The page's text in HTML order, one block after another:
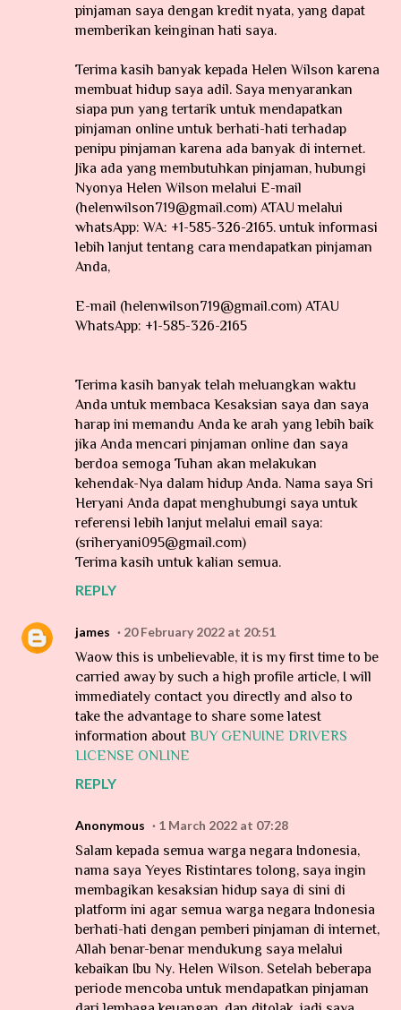
pinjaman saya dengan kredit nyata, yang dapat
memberikan keinginan hati saya.
Terima kasih banyak kepada Helen Wilson karena
membuat hidup saya adil. Saya menyarankan
siapa pun yang tertarik untuk mendapatkan
pinjaman online untuk berhati-hati terhadap
penipu pinjaman karena ada banyak di internet.
Jika ada yang membutuhkan pinjaman, hubungi
Nyonya Helen Wilson melalui E-mail
(helenwilson719@gmail.com) ATAU melalui
whatsApp: WA: +1-585-326-2165. untuk informasi
lebih lanjut tentang cara mendapatkan pinjaman
Anda,
E-mail (helenwilson719@gmail.com) ATAU
WhatsApp: +1-585-326-2165
Terima kasih banyak telah meluangkan waktu
Anda untuk membaca Kesaksian saya dan saya
harap ini memandu Anda ke arah yang lebih baik
jika Anda mencari pinjaman online dan saya
berdoa semoga Tuhan akan melakukan
kehendak-Nya dalam hidup Anda. Nama saya Sri
Heryani Anda dapat menghubungi saya untuk
referensi lebih lanjut melalui email saya:
(sriheryani095@gmail.com)
Terima kasih untuk kalian semua.
REPLY
james 20 February 2022 at 20:51
Waow this is unbelievable, it is my first time to be
carried away by such a high profile article, I will
immediately contact you directly and also to
take the advantage to share some latest
information about BUY GENUINE DRIVERS
LICENSE ONLINE
REPLY
Anonymous 1 March 2022 at 07:28
Salam kepada semua warga negara Indonesia,
nama saya Yeyes Ristintares tolong, saya ingin
membagikan kesaksian hidup saya di sini di
platform ini agar semua warga negara Indonesia
berhati-hati dengan pemberi pinjaman di internet,
Allah benar-benar mendukung saya melalui
kebaikan Ibu Ny. Helen Wilson. Setelah beberapa
periode mencoba untuk mendapatkan pinjaman